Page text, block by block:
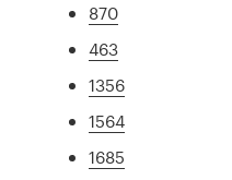
870
463
1356
1564
1685